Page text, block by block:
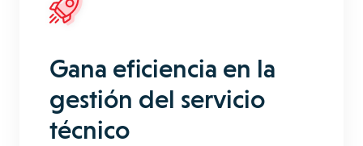
Gana eficiencia en la
gestión del servicio
técnico